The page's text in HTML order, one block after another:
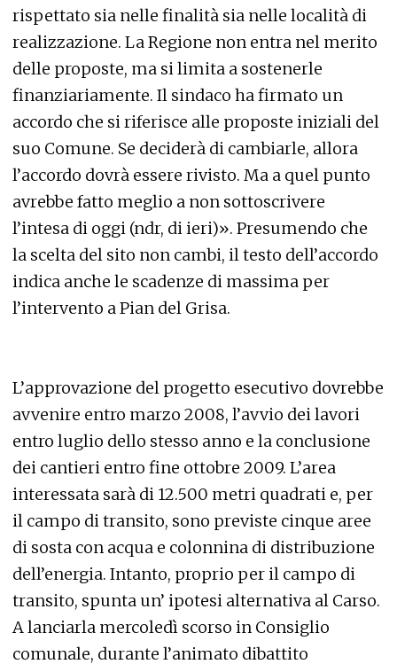
rispettato sia nelle finalità sia nelle località di
realizzazione. La Regione non entra nel merito
delle proposte, ma si limita a sostenerle
finanziariamente. Il sindaco ha firmato un
accordo che si riferisce alle proposte iniziali del
suo Comune. Se deciderà di cambiarle, allora
l’accordo dovrà essere rivisto. Ma a quel punto
avrebbe fatto meglio a non sottoscrivere
l’intesa di oggi (ndr, di ieri)». Presumendo che
la scelta del sito non cambi, il testo dell’accordo
indica anche le scadenze di massima per
l’intervento a Pian del Grisa.
L’approvazione del progetto esecutivo dovrebbe
avvenire entro marzo 2008, l’avvio dei lavori
entro luglio dello stesso anno e la conclusione
dei cantieri entro fine ottobre 2009. L’area
interessata sarà di 12.500 metri quadrati e, per
il campo di transito, sono previste cinque aree
di sosta con acqua e colonnina di distribuzione
dell’energia. Intanto, proprio per il campo di
transito, spunta un’ ipotesi alternativa al Carso.
A lanciarla mercoledì scorso in Consiglio
comunale, durante l’animato dibattito